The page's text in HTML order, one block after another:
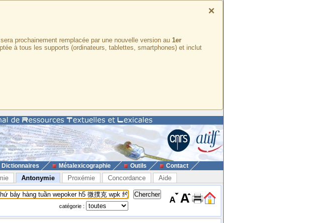
×
prochainement remplacée par une nouvelle version au 1er
à tous les supports (ordinateurs, tablettes, smartphones) et inclut
Dictionnaires Métalexicographie Outils Contact
Antonymie Proxémie Concordance Aide
catégorie :